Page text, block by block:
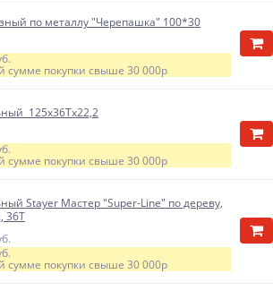
по металлу "Черепашка" 100*30
сумме покупки свыше 30 000р
125х36Тх22,2
сумме покупки свыше 30 000р
Stayer Мастер "Super-Line" по дереву,
36Т
сумме покупки свыше 30 000р